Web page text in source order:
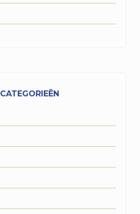
CATEGORIEËN